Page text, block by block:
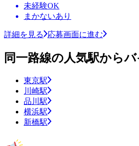
未経験OK
まかないあり
詳細を見る 応募画面に進む
同一路線の人気駅から
東京駅
川崎駅
品川駅
横浜駅
新橋駅